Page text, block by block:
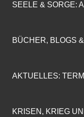
SEELE & SORGE:
BÜCHER, BLOGS
AKTUELLES:
KRISEN, KRIEG